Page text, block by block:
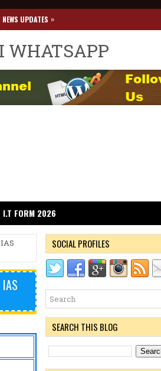
NEWS UPDATES »
WHATSAPP
I.T FORM 2026
SOCIAL PROFILES
SEARCH THIS BLOG